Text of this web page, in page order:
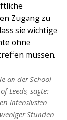
Zugang zu
sie wichtige
ohne
müssen.
an der School
Leeds, sagte:
intensivsten
Stunden